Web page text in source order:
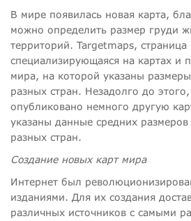
В мире появилась новая карта,
можно определить размер груди
территорий. Targetmaps, страница
специализирующаяся на картах и
мира, на которой указаны
разных стран. Незадолго до
опубликовано немного другую
указаны данные средних размеров
разных стран.
Создание новых карт мира
Интернет был
изданиями. Для их создания
различных источников с самыми